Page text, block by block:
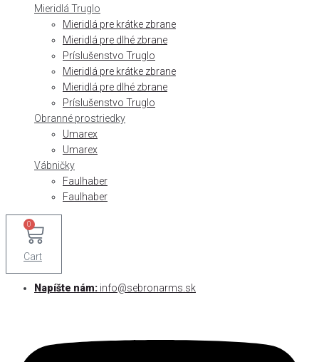
Mieridlá Truglo
Mieridlá pre krátke zbrane
Mieridlá pre dlhé zbrane
Príslušenstvo Truglo
Mieridlá pre krátke zbrane
Mieridlá pre dlhé zbrane
Príslušenstvo Truglo
Obranné prostriedky
Umarex
Umarex
Vábničky
Faulhaber
Faulhaber
0
Cart
Napíšte nám: info@sebronarms.sk